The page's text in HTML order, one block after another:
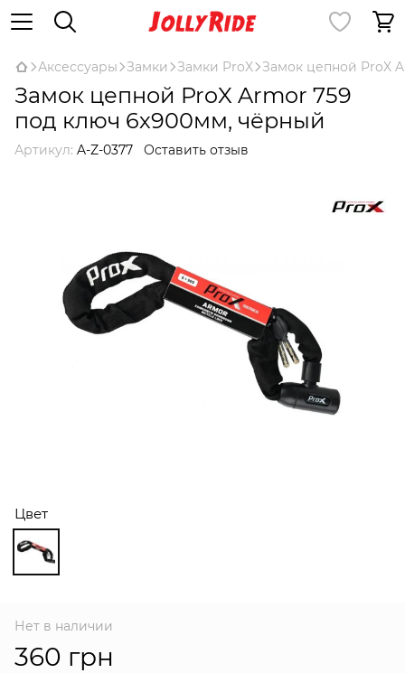
Аксессуары Замки Замки ProX Замок цепной ProX
Замок цепной ProX Armor 759
под ключ 6х900мм, чёрный
Артикул: A-Z-0377 Оставить отзыв
Цвет
Нет в наличии
360 грн